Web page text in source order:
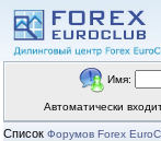
Имя:
Автоматически
Список Форумов Forex